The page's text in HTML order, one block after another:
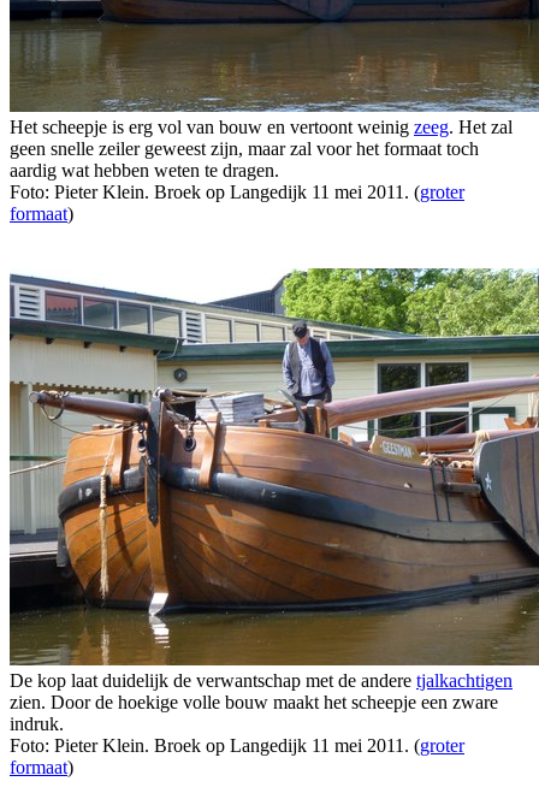
Het scheepje is erg vol van bouw en vertoont weinig zeeg. Het zal
geen snelle zeiler geweest zijn, maar zal voor het formaat toch
aardig wat hebben weten te dragen.
Foto: Pieter Klein. Broek op Langedijk 11 mei 2011. (groter
formaat)
De kop laat duidelijk de verwantschap met de andere tjalkachtigen
zien. Door de hoekige volle bouw maakt het scheepje een zware
indruk.
Foto: Pieter Klein. Broek op Langedijk 11 mei 2011. (groter
formaat)